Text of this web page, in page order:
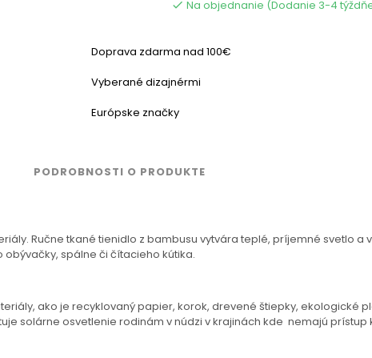
 Na objednanie (Dodanie 3-4
Doprava zdarma nad 100€
Vyberané dizajnérmi
Európske značky
PODROBNOSTI O PRODUKTE
Ručne tkané tienidlo z bambusu vytvára teplé, príjemné svetlo a
spálne či čítacieho kútika.
ako je recyklovaný papier, korok, drevené štiepky, ekologické
solárne osvetlenie rodinám v núdzi v krajinách kde nemajú prístup